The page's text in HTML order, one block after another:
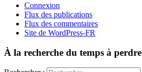
Connexion
Flux des publications
Flux des commentaires
Site de WordPress-FR
À la recherche du temps à perdre